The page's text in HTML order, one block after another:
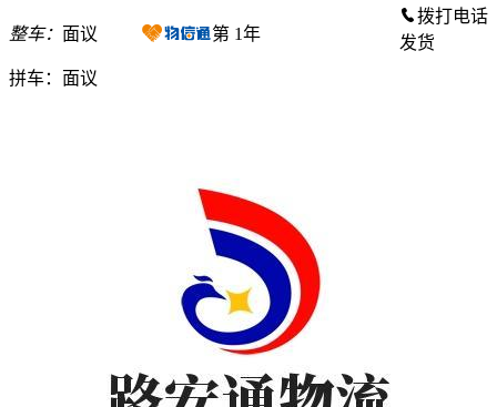
整车： 面议
拼车： 面议
第 1年
拨打电话
发货